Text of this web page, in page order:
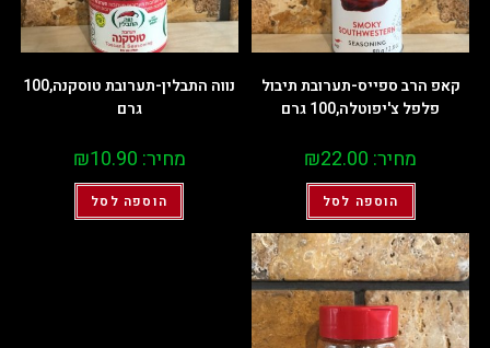
קאפ הרב ספייס-תערובת תיבול
פלפל צ'יפוטלה,100 גרם
מחיר: ₪22.00
הוספה לסל
נווה התבלין-תערובת טוסקנה,100
גרם
מחיר: ₪10.90
הוספה לסל